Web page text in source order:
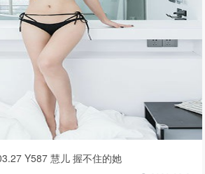
Y587 慧儿 握不住的她